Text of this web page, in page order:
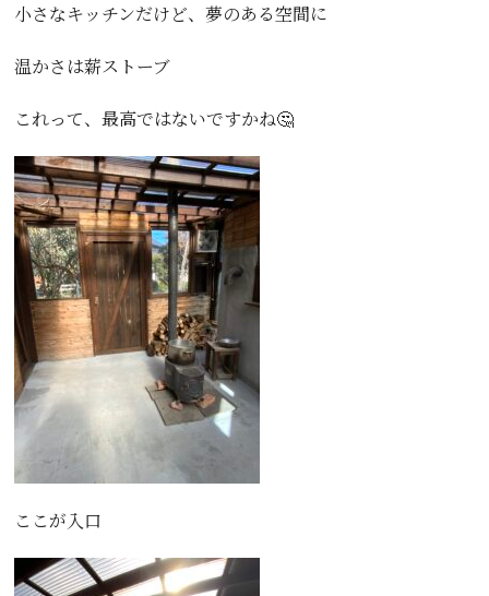
小さなキッチンだけど、夢のある空間に
温かさは薪ストーブ
これって、最高ではないですかね🤔
ここが入口